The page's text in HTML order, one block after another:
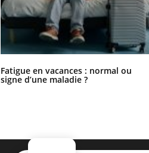
Fatigue en vacances : normal ou
signe d’une maladie ?